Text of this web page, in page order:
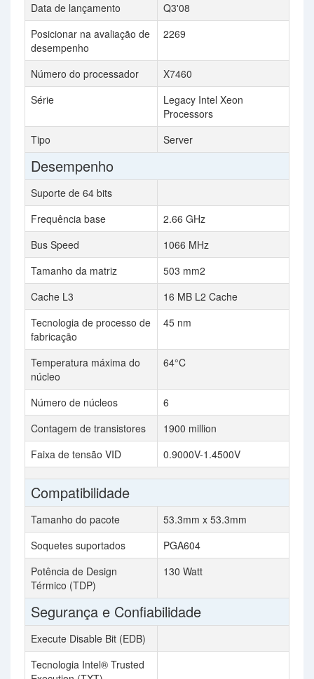
Data de lançamento
Q3'08
Posicionar na avaliação de
desempenho
2269
Número do processador
X7460
Série
Legacy Intel Xeon
Processors
Tipo
Server
Desempenho
Suporte de 64 bits
Frequência base
2.66 GHz
Bus Speed
1066 MHz
Tamanho da matriz
503 mm2
Cache L3
16 MB L2 Cache
Tecnologia de processo de
fabricação
45 nm
Temperatura máxima do
núcleo
64°C
Número de núcleos
6
Contagem de transistores
1900 million
Faixa de tensão VID
0.9000V-1.4500V
Compatibilidade
Tamanho do pacote
53.3mm x 53.3mm
Soquetes suportados
PGA604
Potência de Design
Térmico (TDP)
130 Watt
Segurança e Confiabilidade
Execute Disable Bit (EDB)
Tecnologia Intel® Trusted